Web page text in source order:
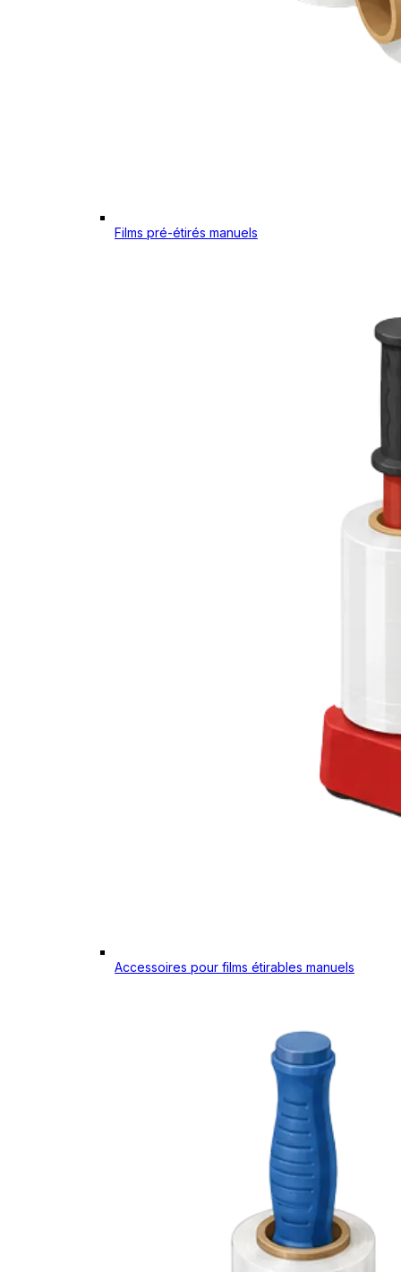
Films pré-étirés manuels
Accessoires pour films étirables manuels